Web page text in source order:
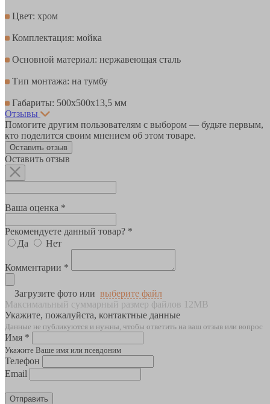
Цвет: хром
Комплектация: мойка
Основной материал: нержавеющая сталь
Тип монтажа: на тумбу
Габариты: 500х500х13,5 мм
Отзывы
Помогите другим пользователям с выбором — будьте первым,
кто поделится своим мнением об этом товаре.
Оставить отзыв
Оставить отзыв
Ваша оценка *
Рекомендуете данный товар? *
Да
Нет
Комментарии *
Загрузите фото или выберите файл
Максимальный суммарный размер файлов 12MB
Укажите, пожалуйста, контактные данные
Данные не публикуются и нужны, чтобы ответить на ваш отзыв или вопрос
Имя *
Укажите Ваше имя или псевдоним
Телефон
Email
Отправить